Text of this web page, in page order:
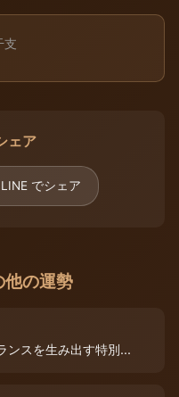
支
ェア
LINE でシェア
他の運勢
ンスを生み出す特別...